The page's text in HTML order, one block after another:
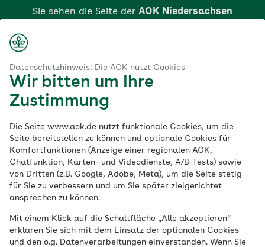
Datenschutzhinweis: Die AOK nutzt Cookies
Wir bitten um Ihre
Zustimmung
Die Seite www.aok.de nutzt funktionale Cookies, um die
Seite bereitstellen zu können und optionale Cookies für
Komfortfunktionen (Anzeige einer regionalen AOK,
Chatfunktion, Karten- und Videodienste, A/B-Tests) sowie
von Dritten (z.B. Google, Adobe, Meta), um die Seite stetig
für Sie zu verbessern und um Sie später zielgerichtet
ansprechen zu können.
Mit einem Klick auf die Schaltfläche „Alle akzeptieren“
erklären Sie sich mit dem Einsatz der optionalen Cookies
und den o.g. Datenverarbeitungen einverstanden. Wenn Sie
Hauptinhalt
springen
Sie sehen die Seite der AOK Niedersachsen
AOK Niedersachsen
in Hannover –
Beratung, Kurse &
Services vor Ort
Die AOK Niedersachsen ist in Hannover für
Sie da – mit persönlicher Beratung in